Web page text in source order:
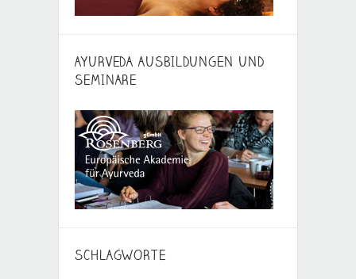
AYURVEDA AUSBILDUNGEN UND
SEMINARE
SCHLAGWORTE